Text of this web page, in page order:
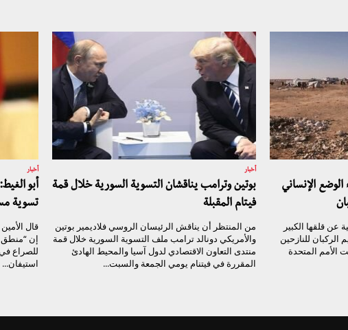
الوضع الإنساني
عن قلقها الكبير
للنازحين
المتحدة
أخبار
بوتين وترامب يناقشان التسوية السورية خلال قمة
فيتام المقبلة
من المنتظر أن يناقش الرئيسان الروسي فلاديمير بوتين
والأمريكي دونالد ترامب ملف التسوية السورية خلال قمة
منتدى التعاون الاقتصادي لدول آسيا والمحيط الهادئ
المقررة في فيتنام يومي الجمعة والسبت...
أخبار
أبو
تسوية
قال
إن “منطق
للصراع
استيفان...